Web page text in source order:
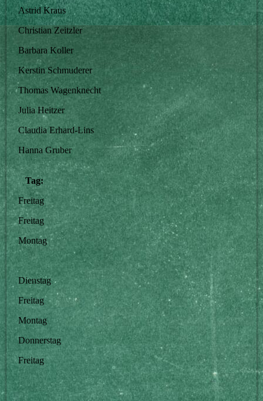
Astrid Kraus
Christian Zeitzler
Barbara Koller
Kerstin Schmuderer
Thomas Wagenknecht
Julia Heitzer
Claudia Erhard-Lins
Hanna Gruber
Tag:
Freitag
Freitag
Montag
Dienstag
Freitag
Montag
Donnerstag
Freitag